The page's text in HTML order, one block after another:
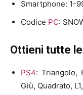
Smartphone: 1-
Codice PC:
Ottieni tutte
PS4: Triangolo,
Giù, Quadrato, L1,